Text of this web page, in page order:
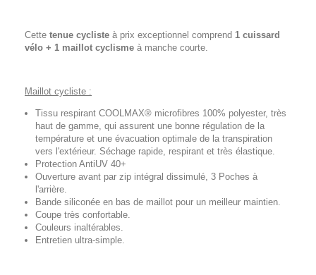
Cette tenue cycliste à prix exceptionnel comprend 1 cuissard
vélo + 1 maillot cyclisme à manche courte.
Maillot cycliste :
Tissu respirant COOLMAX® microfibres 100% polyester, très
haut de gamme, qui assurent une bonne régulation de la
température et une évacuation optimale de la transpiration
vers l'extérieur. Séchage rapide, respirant et très élastique.
Protection AntiUV 40+
Ouverture avant par zip intégral dissimulé, 3 Poches à
l'arrière.
Bande siliconée en bas de maillot pour un meilleur maintien.
Coupe très confortable.
Couleurs inaltérables.
Entretien ultra-simple.